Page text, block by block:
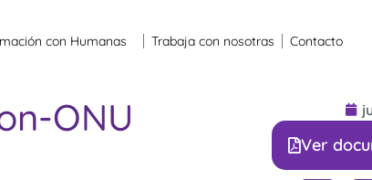
con Humanas Trabaja con nosotras Contacto
ONU
Ver